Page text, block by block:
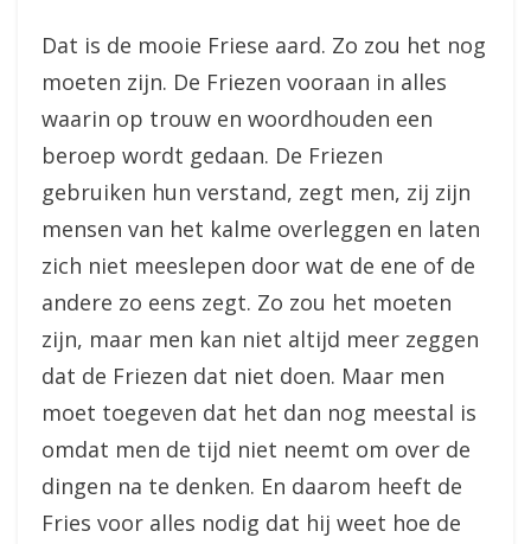
Dat is de mooie Friese aard. Zo zou het nog
moeten zijn. De Friezen vooraan in alles
waarin op trouw en woordhouden een
beroep wordt gedaan. De Friezen
gebruiken hun verstand, zegt men, zij zijn
mensen van het kalme overleggen en laten
zich niet meeslepen door wat de ene of de
andere zo eens zegt. Zo zou het moeten
zijn, maar men kan niet altijd meer zeggen
dat de Friezen dat niet doen. Maar men
moet toegeven dat het dan nog meestal is
omdat men de tijd niet neemt om over de
dingen na te denken. En daarom heeft de
Fries voor alles nodig dat hij weet hoe de